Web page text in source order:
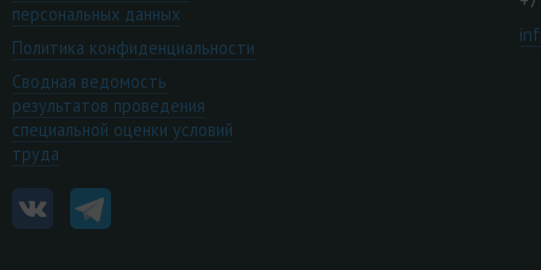
персональных данных
Политика конфиденциальности
Сводная ведомость
результатов проведения
специальной оценки условий
труда